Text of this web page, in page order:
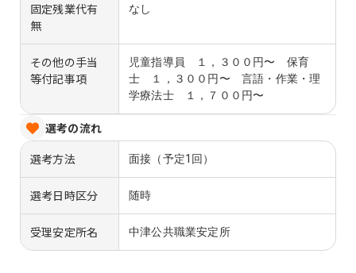
固定残業代有
無
なし
その他の手当
等付記事項
児童指導員 １，３００円〜 保育
士 １，３００円〜 言語・作業・理
学療法士 １，７００円〜
選考の流れ
選考方法
面接（予定1回）
選考日時区分 随時
受理安定所名 中津公共職業安定所